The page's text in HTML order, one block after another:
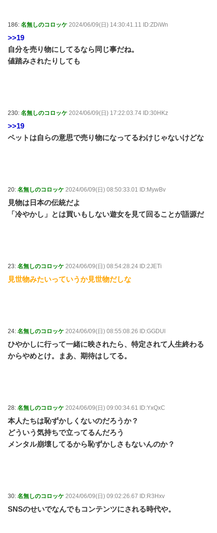
186: 名無しのコロッケ 2024/06/09(日) 14:30:41.11 ID:ZDiWn
>>19
自分を売り物にしてるなら同じ事だね。
値踏みされたりしても
230: 名無しのコロッケ 2024/06/09(日) 17:22:03.74 ID:30HKz
>>19
ペットは自らの意思で売り物になってるわけじゃないけどな
20: 名無しのコロッケ 2024/06/09(日) 08:50:33.01 ID:MywBv
見物は日本の伝統だよ
「冷やかし」とは買いもしない遊女を見て回ることが語源だ
23: 名無しのコロッケ 2024/06/09(日) 08:54:28.24 ID:2JETi
見世物みたいっていうか見世物だしな
24: 名無しのコロッケ 2024/06/09(日) 08:55:08.26 ID:GGDUl
ひやかしに行って一緒に映されたら、特定されて人生終わる
からやめとけ。まあ、期待はしてる。
28: 名無しのコロッケ 2024/06/09(日) 09:00:34.61 ID:YxQxC
本人たちは恥ずかしくないのだろうか？
どういう気持ちで立ってるんだろう
メンタル崩壊してるから恥ずかしさもないんのか？
30: 名無しのコロッケ 2024/06/09(日) 09:02:26.67 ID:R3Hxv
SNSのせいでなんでもコンテンツにされる時代や。